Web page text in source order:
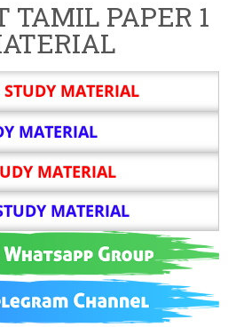
TAMIL PAPER 1
MATERIAL
MATERIAL
MATERIAL
MATERIAL